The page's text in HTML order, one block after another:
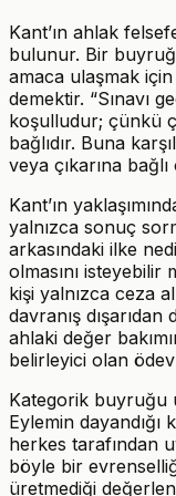
Kant’ın ahlak
bulunur. Bir
amaca ulaşmak
demektir. “Sınavı
koşulludur; çünkü
bağlıdır. Buna
veya çıkarına bağlı
Kant’ın
yalnızca sonuç
arkasındaki ilke
olmasını isteyebilir
kişi yalnızca ceza
davranış
ahlaki değer
belirleyici olan
Kategorik buyruğu
Eylemin
herkes tarafından
böyle bir
üretmediği